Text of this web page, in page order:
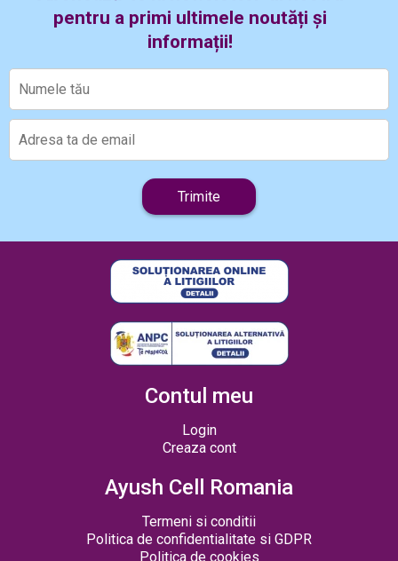
pentru a primi ultimele noutăți și
informații!
Trimite
Contul meu
Login
Creaza cont
Ayush Cell Romania
Termeni si conditii
Politica de confidentialitate si GDPR
Politica de cookies